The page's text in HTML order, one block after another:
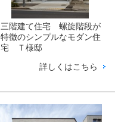
三階建て住宅 螺旋階段が
特徴のシンプルなモダン住
宅 Ｔ様邸
詳しくはこちら